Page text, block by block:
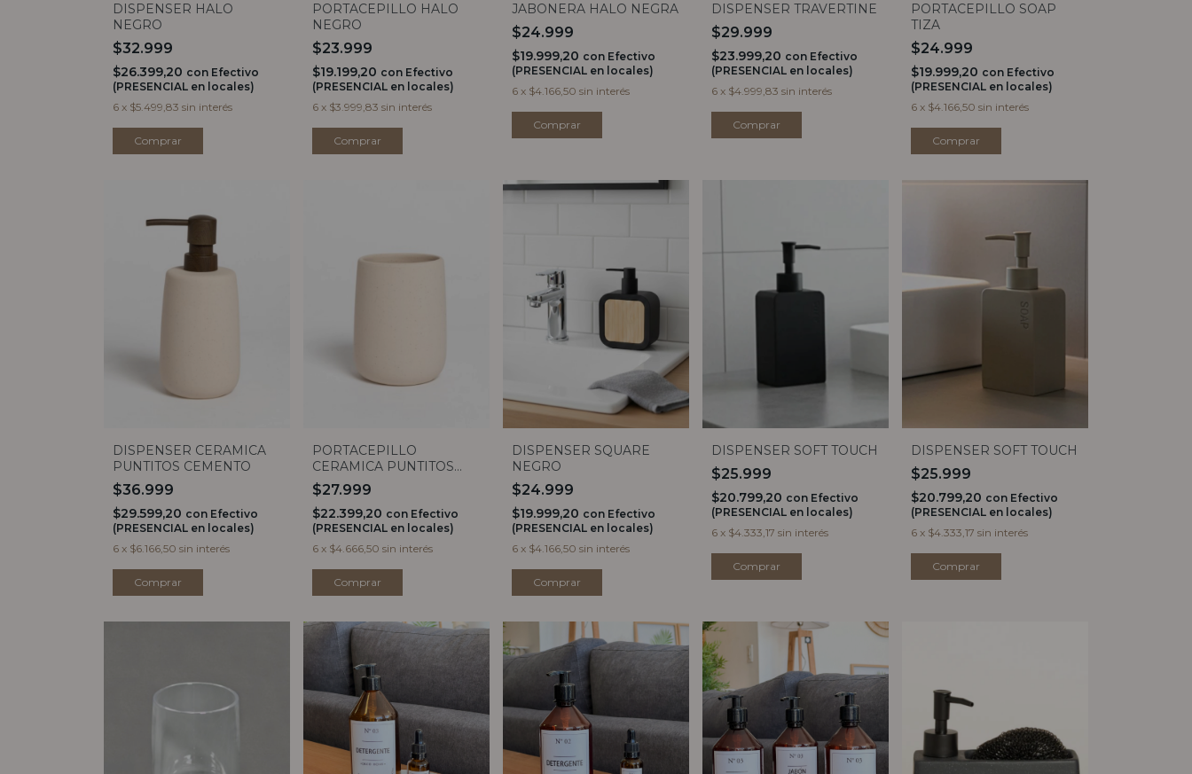
DISPENSER HALO
NEGRO
$32.999
$26.399,20 con Efectivo
(PRESENCIAL en locales)
6 x $5.499,83 sin interés
Comprar
PORTACEPILLO HALO
NEGRO
$23.999
$19.199,20 con Efectivo
(PRESENCIAL en locales)
6 x $3.999,83 sin interés
Comprar
JABONERA HALO NEGRA
$24.999
$19.999,20 con Efectivo
(PRESENCIAL en locales)
6 x $4.166,50 sin interés
Comprar
DISPENSER TRAVERTINE
$29.999
$23.999,20 con Efectivo
(PRESENCIAL en locales)
6 x $4.999,83 sin interés
PORTACEPILLO SOAP
TIZA
$24.999
$19.999,20 con Efectivo
(PRESENCIAL en locales)
6 x $4.166,50 sin interés
DISPENSER CERAMICA
PUNTITOS CEMENTO
$36.999
$29.599,20 con Efectivo
(PRESENCIAL en locales)
6 x $6.166,50 sin interés
PORTACEPILLO
CERAMICA PUNTITOS
CEMENTO
$27.999
$22.399,20 con Efectivo
(PRESENCIAL en locales)
6 x $4.666,50 sin interés
DISPENSER SQUARE
NEGRO
$24.999
$19.999,20 con Efectivo
(PRESENCIAL en locales)
6 x $4.166,50 sin interés
DISPENSER SOFT TOUCH
$25.999
$20.799,20 con Efectivo
(PRESENCIAL en locales)
6 x $4.333,17 sin interés
Comprar
DISPENSER SOFT TOUCH
$25.999
$20.799,20 con Efectivo
(PRESENCIAL en locales)
6 x $4.333,17 sin interés
Comprar